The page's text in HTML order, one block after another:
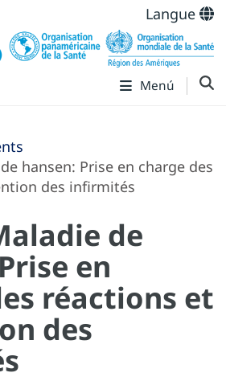
Langue
Menú
hansen: Prise en charge des
des infirmités
de
en
réactions et
des